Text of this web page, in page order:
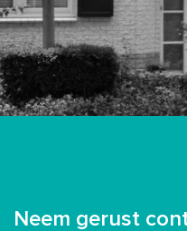
Neem gerust